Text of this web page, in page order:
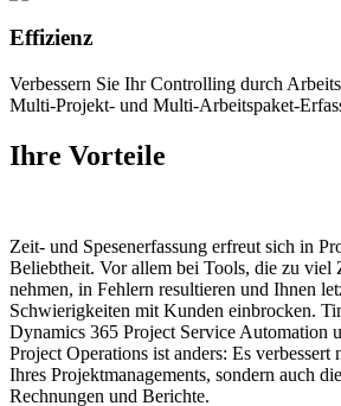
Effizienz
Verbessern Sie Ihr Controlling durch
Multi-Projekt- und Multi-Arbeitspaket-
Ihre Vorteile
Zeit- und Spesenerfassung erfreut sich in
Beliebtheit. Vor allem bei Tools, die zu viel
nehmen, in Fehlern resultieren und Ihnen
Schwierigkeiten mit Kunden einbrocken.
Dynamics 365 Project Service Automation
Project Operations ist anders: Es
Ihres Projektmanagements, sondern auch
Rechnungen und Berichte.